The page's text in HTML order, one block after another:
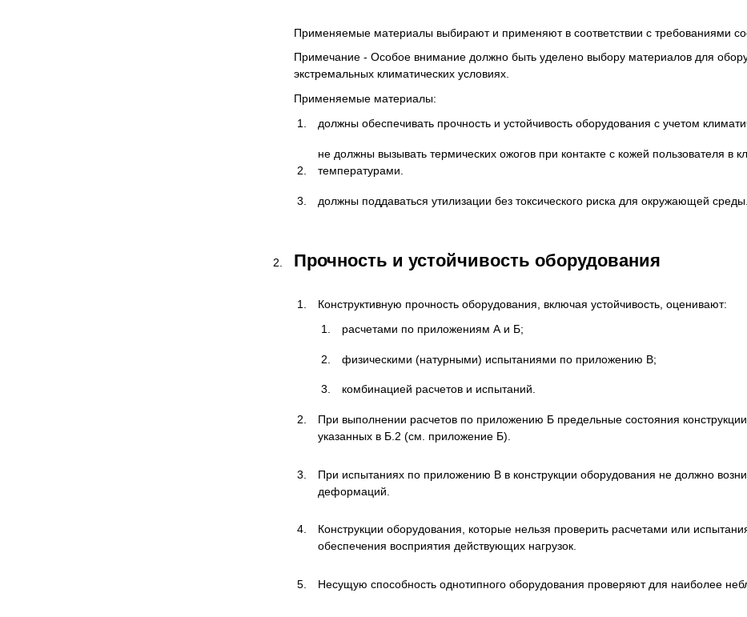
Применяемые материалы выбирают и применяют в соответствии с требованиями
Примечание - Особое внимание должно быть уделено выбору материалов для
экстремальных климатических условиях.
Применяемые материалы:
должны обеспечивать прочность и устойчивость оборудования с учетом
не должны вызывать термических ожогов при контакте с кожей пользователя в
температурами.
должны поддаваться утилизации без токсического риска для окружающей среды.
Прочность и устойчивость оборудования
Конструктивную прочность оборудования, включая устойчивость, оценивают:
расчетами по приложениям А и Б;
физическими (натурными) испытаниями по приложению В;
комбинацией расчетов и испытаний.
При выполнении расчетов по приложению Б предельные состояния
указанных в Б.2 (см. приложение Б).
При испытаниях по приложению В в конструкции оборудования не должно
деформаций.
Конструкции оборудования, которые нельзя проверить расчетами или
обеспечения восприятия действующих нагрузок.
Несущую способность однотипного оборудования проверяют для наиболее